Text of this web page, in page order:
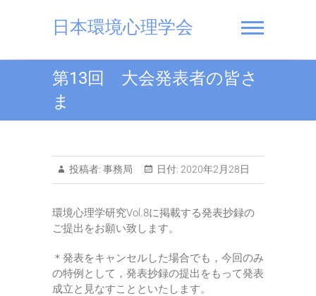
日本環境心理学会
第13回 大会発表者の皆さ
ま
投稿者: 事務局 日付: 2020年2月28日
環境心理学研究Vol.8に掲載する発表抄録の
ご提出をお願い致します。
＊発表をキャンセルした場合でも，今回のみ
の特例として，発表抄録の提出をもって発表
成立と見なすことといたします。